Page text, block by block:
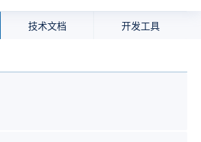
技术文档 开发工具